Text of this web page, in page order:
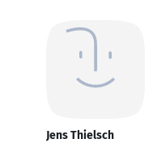
Jens Thielsch